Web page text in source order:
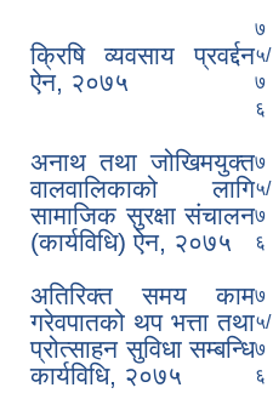
क्रिषि व्यवसाय प्रवर्द्दन
ऐन, २०७५
७
५/
७
६
अनाथ तथा जोखिमयुक्त
वालवालिकाको लागि
सामाजिक सुरक्षा संचालन
(कार्यविधि) ऐन, २०७५
७
५/
७
६
अतिरिक्त समय काम
गरेवपातको थप भत्ता तथा
प्रोत्साहन सुविधा सम्बन्धि
कार्यविधि, २०७५
७
५/
७
६